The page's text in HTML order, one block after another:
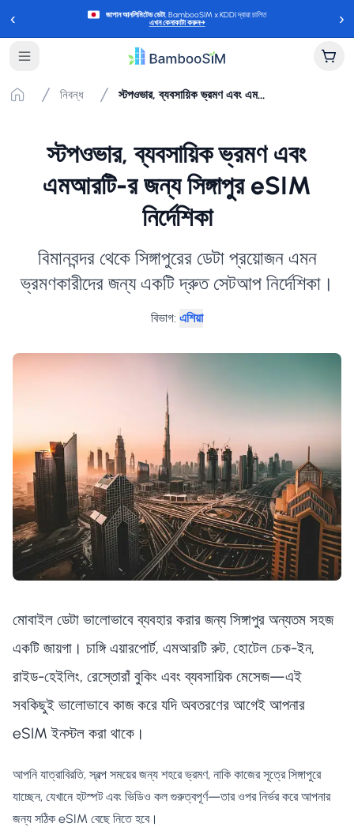
‹ জাপান আনলিমিটেড ডেটা, BambooSIM x KDDI দ্বারা চালিত
এখন কেনাকাটা করুন→ ›
নিবন্ধ স্টপওভার, ব্যবসায়িক ভ্রমণ এবং এমআরটি-র জন্য সিঙ্গাপুর eSIM নির্দেশিকা
স্টপওভার, ব্যবসায়িক ভ্রমণ এবং
এমআরটি-র জন্য সিঙ্গাপুর eSIM
নির্দেশিকা
বিমানবন্দর থেকে সিঙ্গাপুরের ডেটা প্রয়োজন এমন
ভ্রমণকারীদের জন্য একটি দ্রুত সেটআপ নির্দেশিকা।
বিভাগ: এশিয়া
মোবাইল ডেটা ভালোভাবে ব্যবহার করার জন্য সিঙ্গাপুর অন্যতম সহজ
একটি জায়গা। চাঙ্গি এয়ারপোর্ট, এমআরটি রুট, হোটেল চেক-ইন,
রাইড-হেইলিং, রেস্তোরাঁ বুকিং এবং ব্যবসায়িক মেসেজ—এই
সবকিছুই ভালোভাবে কাজ করে যদি অবতরণের আগেই আপনার
eSIM ইনস্টল করা থাকে।
আপনি যাত্রাবিরতি, স্বল্প সময়ের জন্য শহরে ভ্রমণ, নাকি কাজের সূত্রে সিঙ্গাপুরে
যাচ্ছেন, যেখানে হটস্পট এবং ভিডিও কল গুরুত্বপূর্ণ—তার ওপর নির্ভর করে আপনার
জন্য সঠিক eSIM বেছে নিতে হবে।